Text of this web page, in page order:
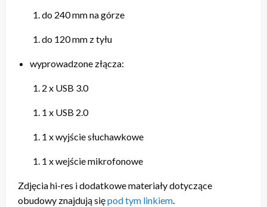
do 240 mm na górze
do 120 mm z tyłu
wyprowadzone złącza:
2 x USB 3.0
1 x USB 2.0
1 x wyjście słuchawkowe
1 x wejście mikrofonowe
Zdjęcia hi-res i dodatkowe materiały dotyczące
obudowy znajdują siępod tym linkiem.